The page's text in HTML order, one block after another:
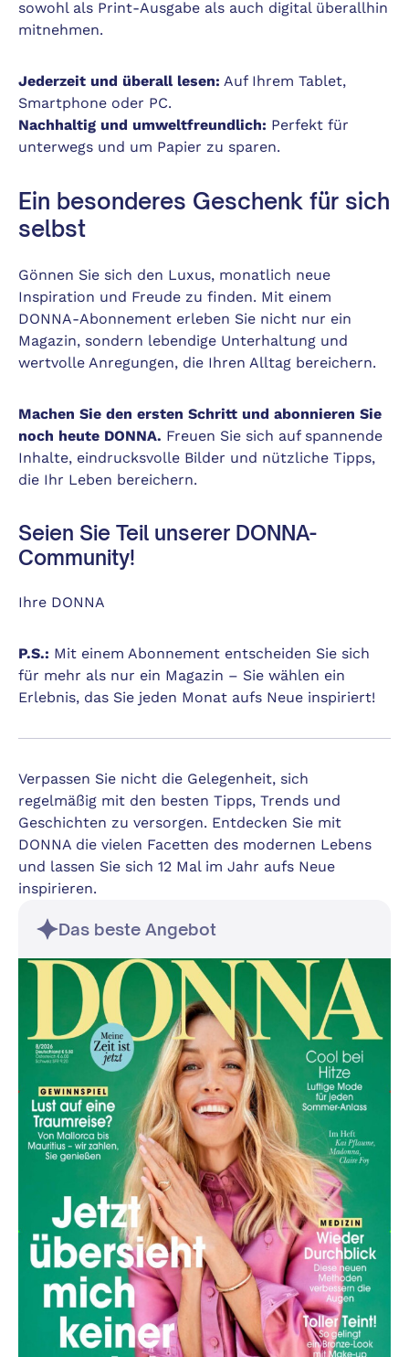
sowohl als Print-Ausgabe als auch digital überallhin
mitnehmen.
Jederzeit und überall lesen: Auf Ihrem Tablet,
Smartphone oder PC.
Nachhaltig und umweltfreundlich: Perfekt für
unterwegs und um Papier zu sparen.
Ein besonderes Geschenk für sich
selbst
Gönnen Sie sich den Luxus, monatlich neue
Inspiration und Freude zu finden. Mit einem
DONNA-Abonnement erleben Sie nicht nur ein
Magazin, sondern lebendige Unterhaltung und
wertvolle Anregungen, die Ihren Alltag bereichern.
Machen Sie den ersten Schritt und abonnieren Sie
noch heute DONNA. Freuen Sie sich auf spannende
Inhalte, eindrucksvolle Bilder und nützliche Tipps,
die Ihr Leben bereichern.
Seien Sie Teil unserer DONNA-
Community!
Ihre DONNA
P.S.: Mit einem Abonnement entscheiden Sie sich
für mehr als nur ein Magazin – Sie wählen ein
Erlebnis, das Sie jeden Monat aufs Neue inspiriert!
Verpassen Sie nicht die Gelegenheit, sich
regelmäßig mit den besten Tipps, Trends und
Geschichten zu versorgen. Entdecken Sie mit
DONNA die vielen Facetten des modernen Lebens
und lassen Sie sich 12 Mal im Jahr aufs Neue
inspirieren.
Das beste Angebot